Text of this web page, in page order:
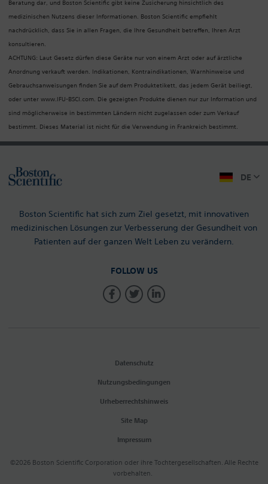
Beratung dar, und Boston Scientific gibt keine Zusicherung hinsichtlich des
medizinischen Nutzens dieser Informationen. Boston Scientific empfiehlt
nachdrücklich, dass Sie in allen Fragen, die Ihre Gesundheit betreffen, Ihren Arzt
konsultieren.
ACHTUNG: Laut Gesetz dürfen diese Geräte nur von einem Arzt oder auf ärztliche
Anordnung verkauft werden. Indikationen, Kontraindikationen, Warnhinweise und
Gebrauchsanweisungen finden Sie auf dem Produktetikett, das jedem Gerät beiliegt,
oder unter www.IFU-BSCI.com. Die gezeigten Produkte dienen nur zur Information und
sind möglicherweise in bestimmten Ländern nicht zugelassen oder zum Verkauf
bestimmt. Dieses Material ist nicht für die Verwendung in Frankreich bestimmt.
DE
Boston Scientific hat sich zum Ziel gesetzt, mit innovativen
medizinischen Lösungen zur Verbesserung der Gesundheit von
Patienten auf der ganzen Welt Leben zu verändern.
FOLLOW US
Datenschutz
Nutzungsbedingungen
Urheberrechtshinweis
Site Map
Impressum
©2026 Boston Scientific Corporation oder ihre Tochtergesellschaften. Alle Rechte
vorbehalten.